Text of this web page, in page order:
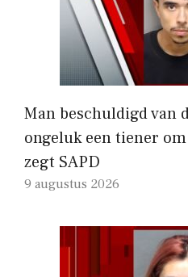
Man beschuldigd van
ongeluk een tiener
zegt SAPD
9 augustus 2026